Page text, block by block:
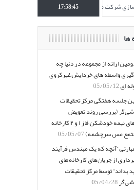
شرکت معدنی و صنعتی گل‌گهر” در نشریه
17:58:46
ها
ارائه از مجموعه در دنیا چه
واسطه های خردایش غیرکروی
ای05/05/12
جلسه هفتگی مرکز تحقیقات
(بررسی روند تعویض
آسترهای آسیاهای نیمه خودشکن فاز ۱ و ۲ کارخانه
05/05/07
“آنچه که یک مهندس فرآیند
از جریان‌های کارخانه‌های
بداند” توسط مرکز تحقیقات
05/04/28